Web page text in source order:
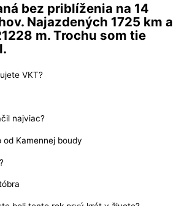
bez priblíženia na 14
Najazdených 1725 km a
m. Trochu som tie
VKT?
najviac?
Kamennej boudy